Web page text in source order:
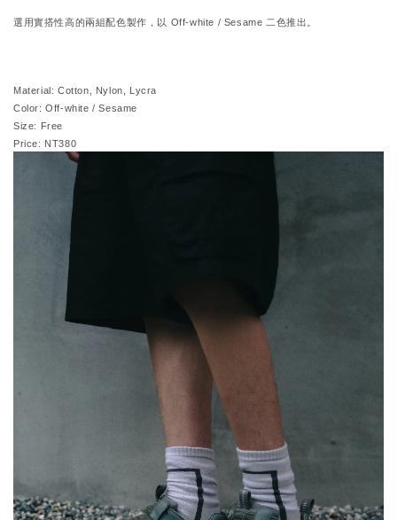
選用實搭性高的兩組配色製作，以 Off-white / Sesame 二色推出。
Material: Cotton, Nylon, Lycra
Color: Off-white / Sesame
Size: Free
Price: NT380